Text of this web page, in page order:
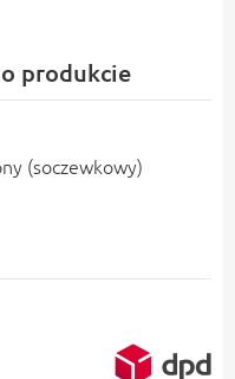
produkcie
(soczewkowy)